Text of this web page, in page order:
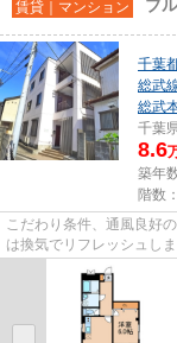
賃貸｜マンション ブ
千葉
総武
総武
千葉
8.6
築年
階数
こだわり条件、通風良好
は換気でリフレッシュし
で初期費用をお支払いいた